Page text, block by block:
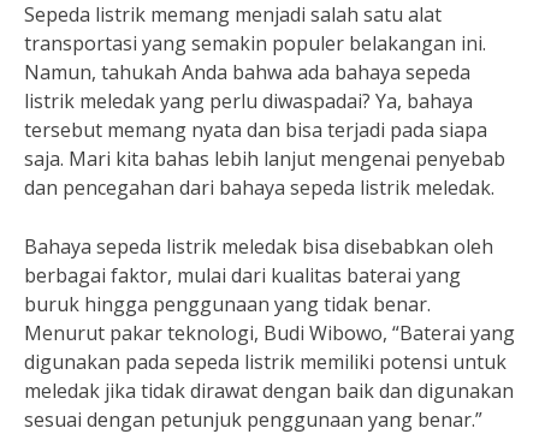
Sepeda listrik memang menjadi salah satu alat
transportasi yang semakin populer belakangan ini.
Namun, tahukah Anda bahwa ada bahaya sepeda
listrik meledak yang perlu diwaspadai? Ya, bahaya
tersebut memang nyata dan bisa terjadi pada siapa
saja. Mari kita bahas lebih lanjut mengenai penyebab
dan pencegahan dari bahaya sepeda listrik meledak.
Bahaya sepeda listrik meledak bisa disebabkan oleh
berbagai faktor, mulai dari kualitas baterai yang
buruk hingga penggunaan yang tidak benar.
Menurut pakar teknologi, Budi Wibowo, “Baterai yang
digunakan pada sepeda listrik memiliki potensi untuk
meledak jika tidak dirawat dengan baik dan digunakan
sesuai dengan petunjuk penggunaan yang benar.”